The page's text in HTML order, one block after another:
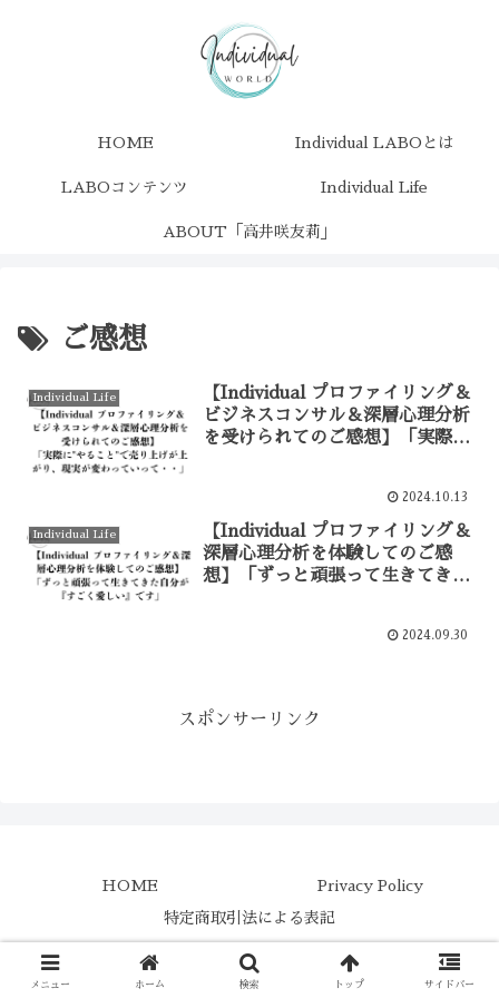
HOME Individual LABOとは
LABOコンテンツ Individual Life
ABOUT「高井咲友莉」
ご感想
Individual Life
【Individual プロファイリング＆
ビジネスコンサル＆深層心理分析
を受けられてのご感想】「実際
2024.10.13
Individual Life
【Individual プロファイリング＆
深層心理分析を体験してのご感
想】「ずっと頑張って生きてきた
2024.09.30
スポンサーリンク
HOME Privacy Policy
特定商取引法による表記
Copyright © 2023 Individual LABO All Rights Reserved.
メニュー ホーム 検索 トップ サイドバー